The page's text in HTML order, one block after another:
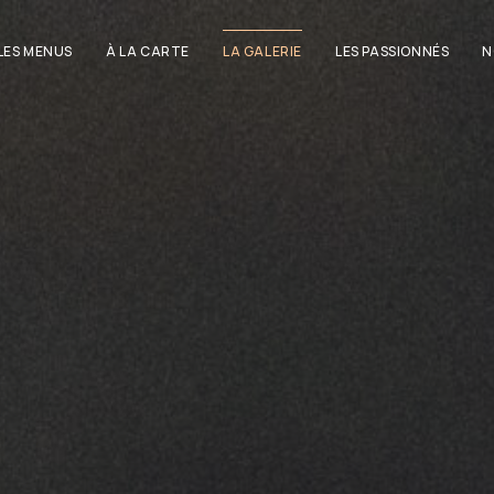
MENUS À LA CARTE LA GALERIE LES PASSIONNÉS